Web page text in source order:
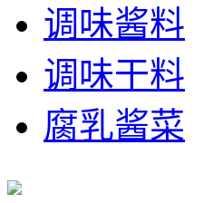
调味酱料
调味干料
腐乳酱菜